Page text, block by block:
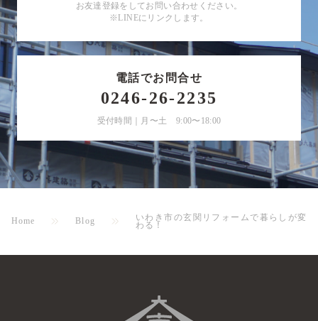
お友達登録をしてお問い合わせください。
※LINEにリンクします。
電話でお問合せ
0246-26-2235
受付時間｜月〜土 9:00〜18:00
Home Blog
いわき市の玄関リフォームで暮らしが変
わる！